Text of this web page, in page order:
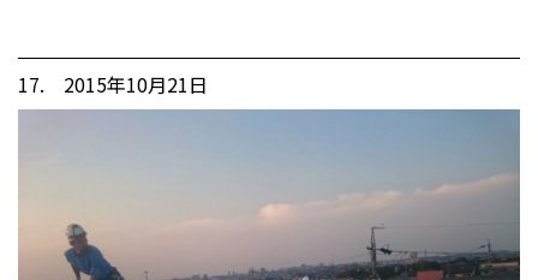
17. 2015年10月21日